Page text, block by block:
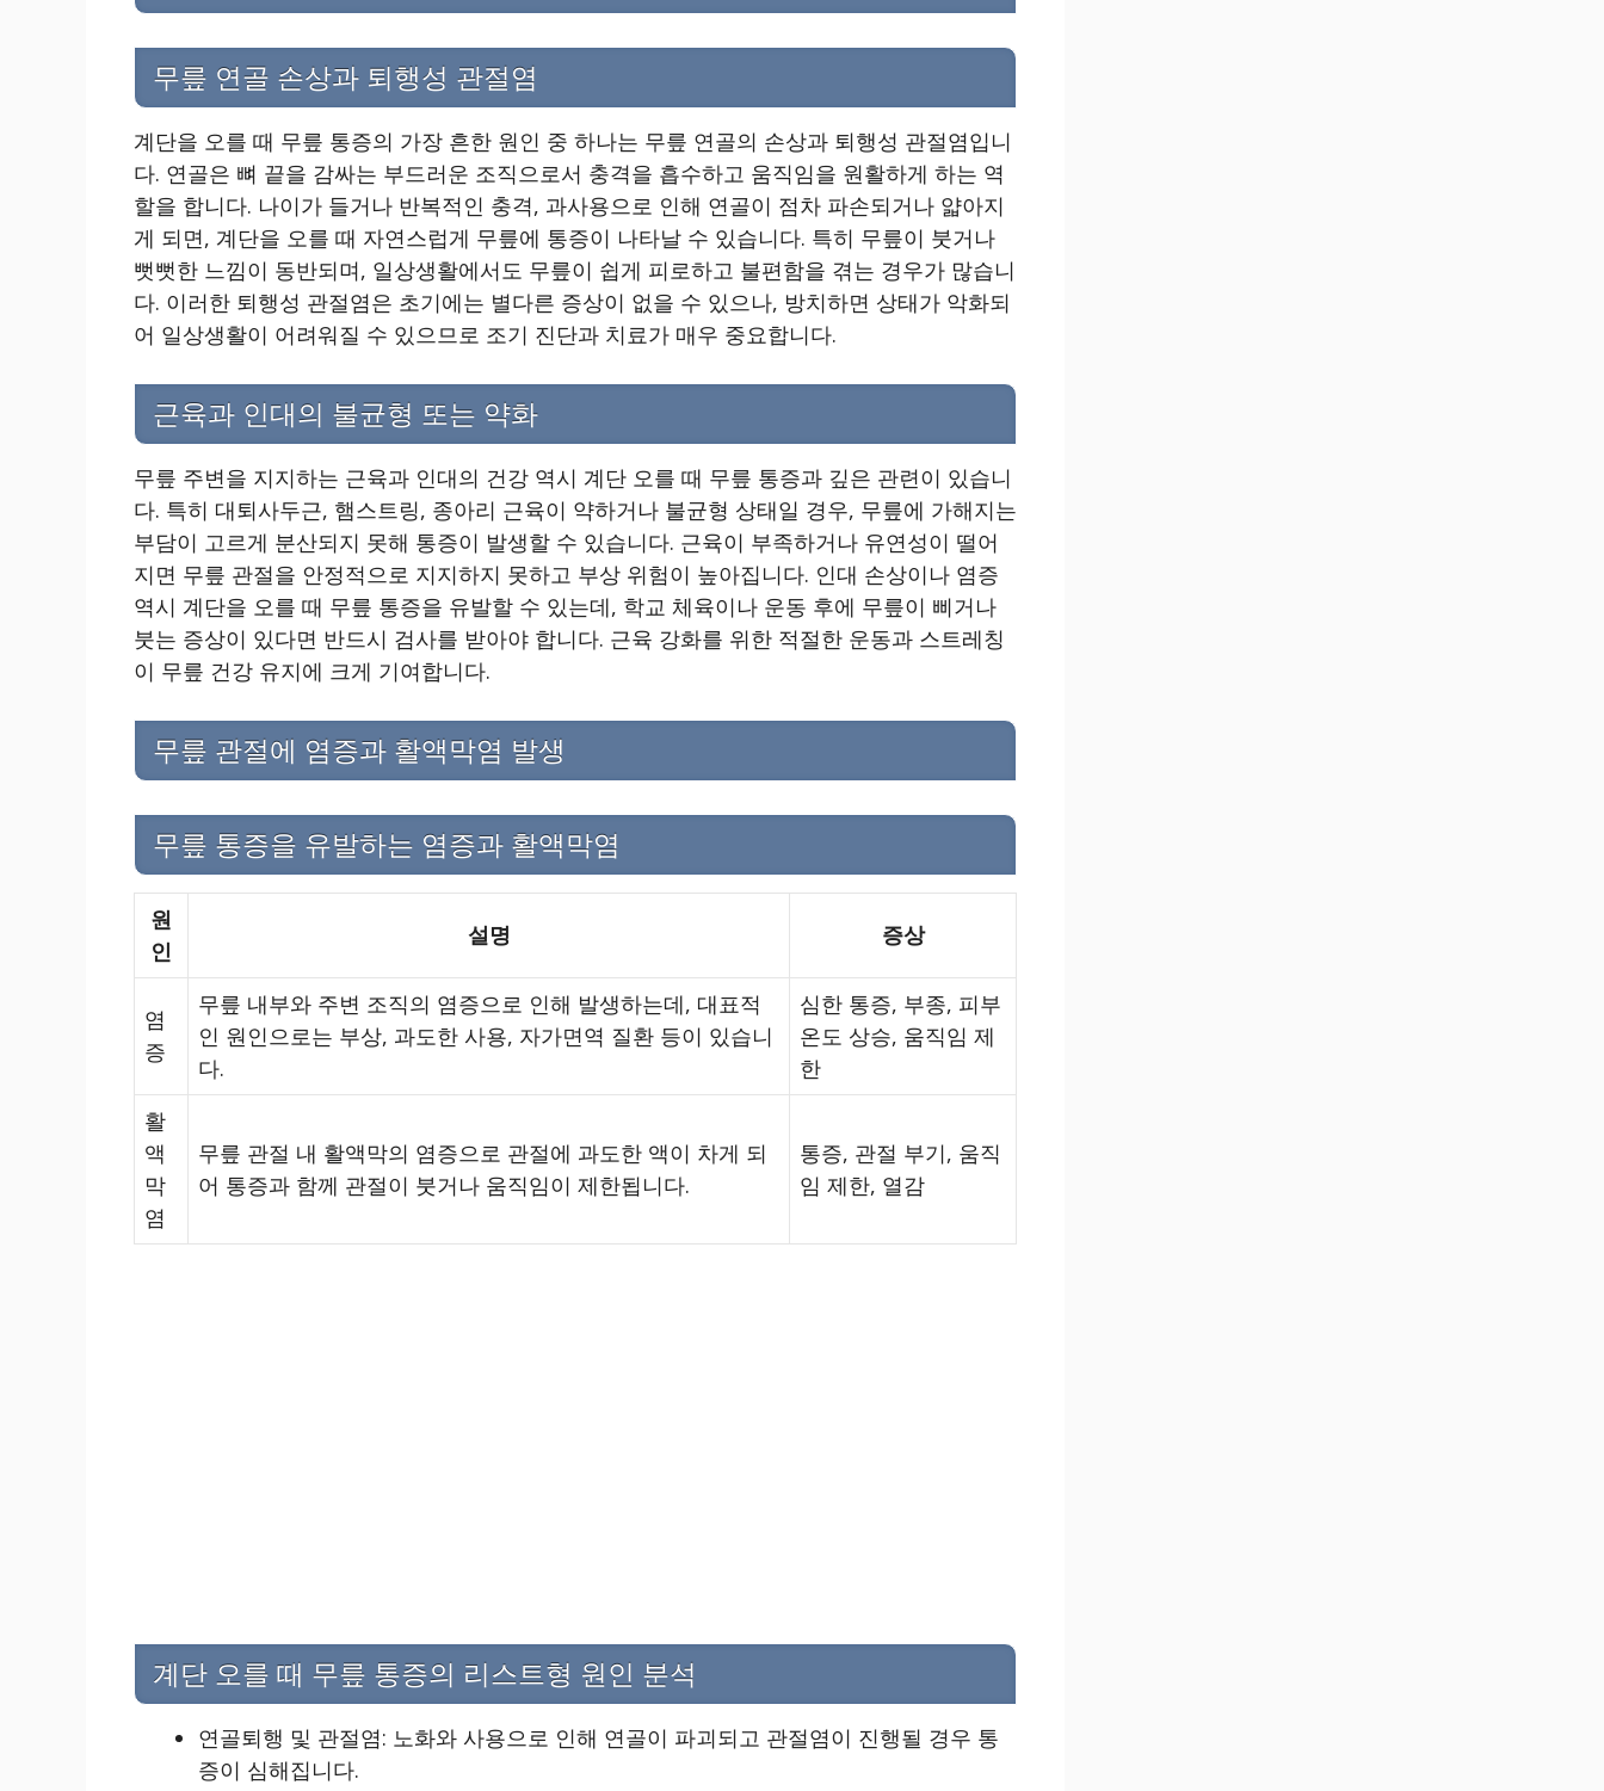
무릎 연골 손상과 퇴행성 관절염
계단을 오를 때 무릎 통증의 가장 흔한 원인 중 하나는 무릎 연골의 손상과 퇴행성 관절염입니
다. 연골은 뼈 끝을 감싸는 부드러운 조직으로서 충격을 흡수하고 움직임을 원활하게 하는 역
할을 합니다. 나이가 들거나 반복적인 충격, 과사용으로 인해 연골이 점차 파손되거나 얇아지
게 되면, 계단을 오를 때 자연스럽게 무릎에 통증이 나타날 수 있습니다. 특히 무릎이 붓거나
뻣뻣한 느낌이 동반되며, 일상생활에서도 무릎이 쉽게 피로하고 불편함을 겪는 경우가 많습니
다. 이러한 퇴행성 관절염은 초기에는 별다른 증상이 없을 수 있으나, 방치하면 상태가 악화되
어 일상생활이 어려워질 수 있으므로 조기 진단과 치료가 매우 중요합니다.
근육과 인대의 불균형 또는 약화
무릎 주변을 지지하는 근육과 인대의 건강 역시 계단 오를 때 무릎 통증과 깊은 관련이 있습니
다. 특히 대퇴사두근, 햄스트링, 종아리 근육이 약하거나 불균형 상태일 경우, 무릎에 가해지는
부담이 고르게 분산되지 못해 통증이 발생할 수 있습니다. 근육이 부족하거나 유연성이 떨어
지면 무릎 관절을 안정적으로 지지하지 못하고 부상 위험이 높아집니다. 인대 손상이나 염증
역시 계단을 오를 때 무릎 통증을 유발할 수 있는데, 학교 체육이나 운동 후에 무릎이 삐거나
붓는 증상이 있다면 반드시 검사를 받아야 합니다. 근육 강화를 위한 적절한 운동과 스트레칭
이 무릎 건강 유지에 크게 기여합니다.
무릎 관절에 염증과 활액막염 발생
무릎 통증을 유발하는 염증과 활액막염
원
인
설명 증상
염
증
무릎 내부와 주변 조직의 염증으로 인해 발생하는데, 대표적
인 원인으로는 부상, 과도한 사용, 자가면역 질환 등이 있습니
다.
심한 통증, 부종, 피부
온도 상승, 움직임 제
한
활
액
막
염
무릎 관절 내 활액막의 염증으로 관절에 과도한 액이 차게 되
어 통증과 함께 관절이 붓거나 움직임이 제한됩니다.
통증, 관절 부기, 움직
임 제한, 열감
계단 오를 때 무릎 통증의 리스트형 원인 분석
연골퇴행 및 관절염: 노화와 사용으로 인해 연골이 파괴되고 관절염이 진행될 경우 통
증이 심해집니다.